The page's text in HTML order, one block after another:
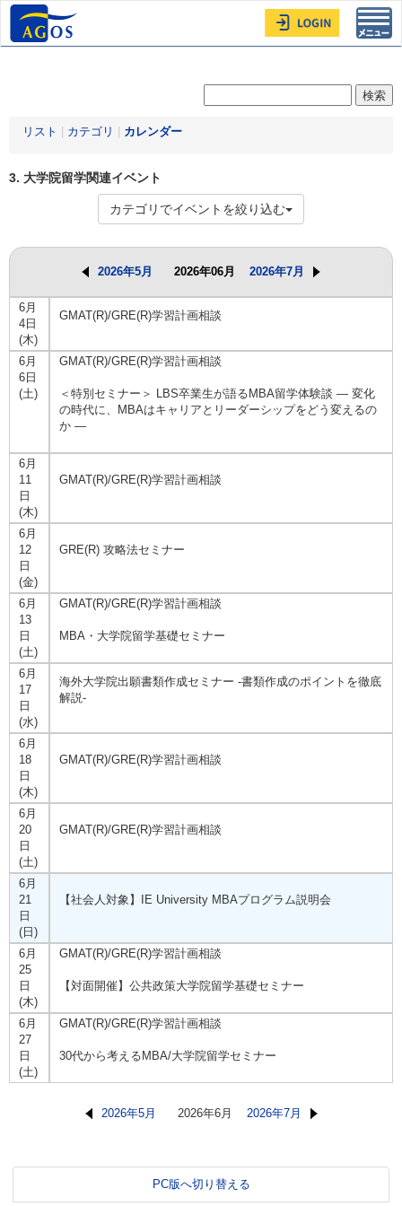
リスト カテゴリ カレンダー
3. 大学院留学関連イベント
カテゴリでイベントを絞り込む
2026年5月 2026年06月 2026年7月
6月
4日
(木)
GMAT(R)/GRE(R)学習計画相談
6月
6日
(土)
GMAT(R)/GRE(R)学習計画相談
＜特別セミナー＞ LBS卒業生が語るMBA留学体験談 ― 変化
の時代に、MBAはキャリアとリーダーシップをどう変えるの
か ―
6月
11
日
(木)
GMAT(R)/GRE(R)学習計画相談
6月
12
日
(金)
GRE(R) 攻略法セミナー
6月
13
日
(土)
GMAT(R)/GRE(R)学習計画相談
MBA・大学院留学基礎セミナー
6月
17
日
(水)
海外大学院出願書類作成セミナー -書類作成のポイントを徹底
解説-
6月
18
日
(木)
GMAT(R)/GRE(R)学習計画相談
6月
20
日
(土)
GMAT(R)/GRE(R)学習計画相談
6月
21
日
(日)
【社会人対象】IE University MBAプログラム説明会
6月
25
日
(木)
GMAT(R)/GRE(R)学習計画相談
【対面開催】公共政策大学院留学基礎セミナー
6月
27
日
(土)
GMAT(R)/GRE(R)学習計画相談
30代から考えるMBA/大学院留学セミナー
2026年5月 2026年6月 2026年7月
PC版へ切り替える